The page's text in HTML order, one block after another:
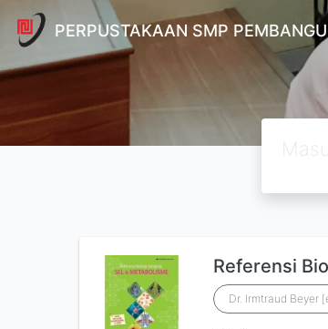
PERPUSTAKAAN SMP
Referensi
Dr. Irmtraud Beyer